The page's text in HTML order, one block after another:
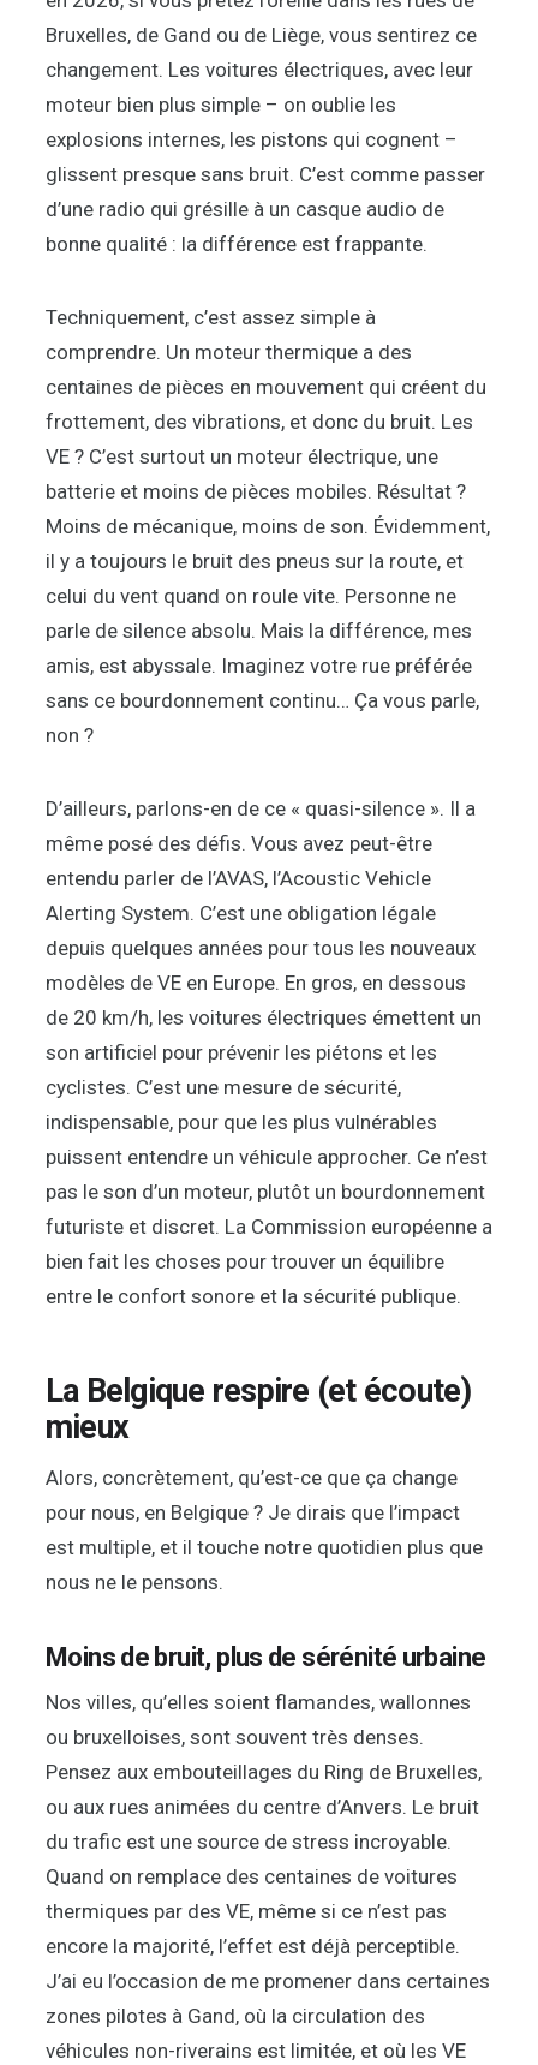
Bruxelles, de Gand ou de Liège, vous sentirez ce
changement. Les voitures électriques, avec leur
moteur bien plus simple – on oublie les
explosions internes, les pistons qui cognent –
glissent presque sans bruit. C’est comme passer
d’une radio qui grésille à un casque audio de
bonne qualité : la différence est frappante.
Techniquement, c’est assez simple à
comprendre. Un moteur thermique a des
centaines de pièces en mouvement qui créent du
frottement, des vibrations, et donc du bruit. Les
VE ? C’est surtout un moteur électrique, une
batterie et moins de pièces mobiles. Résultat ?
Moins de mécanique, moins de son. Évidemment,
il y a toujours le bruit des pneus sur la route, et
celui du vent quand on roule vite. Personne ne
parle de silence absolu. Mais la différence, mes
amis, est abyssale. Imaginez votre rue préférée
sans ce bourdonnement continu… Ça vous parle,
non ?
D’ailleurs, parlons-en de ce « quasi-silence ». Il a
même posé des défis. Vous avez peut-être
entendu parler de l’AVAS, l’Acoustic Vehicle
Alerting System. C’est une obligation légale
depuis quelques années pour tous les nouveaux
modèles de VE en Europe. En gros, en dessous
de 20 km/h, les voitures électriques émettent un
son artificiel pour prévenir les piétons et les
cyclistes. C’est une mesure de sécurité,
indispensable, pour que les plus vulnérables
puissent entendre un véhicule approcher. Ce n’est
pas le son d’un moteur, plutôt un bourdonnement
futuriste et discret. La Commission européenne a
bien fait les choses pour trouver un équilibre
entre le confort sonore et la sécurité publique.
La Belgique respire (et écoute)
mieux
Alors, concrètement, qu’est-ce que ça change
pour nous, en Belgique ? Je dirais que l’impact
est multiple, et il touche notre quotidien plus que
nous ne le pensons.
Moins de bruit, plus de sérénité urbaine
Nos villes, qu’elles soient flamandes, wallonnes
ou bruxelloises, sont souvent très denses.
Pensez aux embouteillages du Ring de Bruxelles,
ou aux rues animées du centre d’Anvers. Le bruit
du trafic est une source de stress incroyable.
Quand on remplace des centaines de voitures
thermiques par des VE, même si ce n’est pas
encore la majorité, l’effet est déjà perceptible.
J’ai eu l’occasion de me promener dans certaines
zones pilotes à Gand, où la circulation des
véhicules non-riverains est limitée, et où les VE